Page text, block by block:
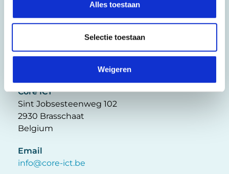
Alles toestaan
Selectie toestaan
Weigeren
Core ICT
Sint Jobsesteenweg 102
2930 Brasschaat
Belgium
Email
info@core-ict.be